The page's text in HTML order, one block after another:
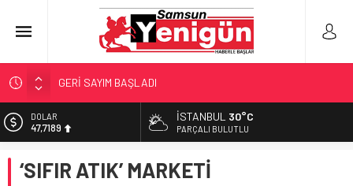
GERİ SAYIM BAŞLADI
SAMSUNSPOR’DA HEDEF 5’İNCİLİK!
‘BAFRA’YA YATIRIM YAPIN!’
YÖNETİCİ SEÇERKEN YAPILAN EN BÜYÜK HATALAR
DOLAR
47,7189
55,2097
İSTANBUL 30°C
PARÇALI BULUTLU
‘SIFIR ATIK’ MARKETİ